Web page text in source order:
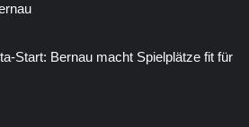
Start: Bernau macht Spielplätze fit für